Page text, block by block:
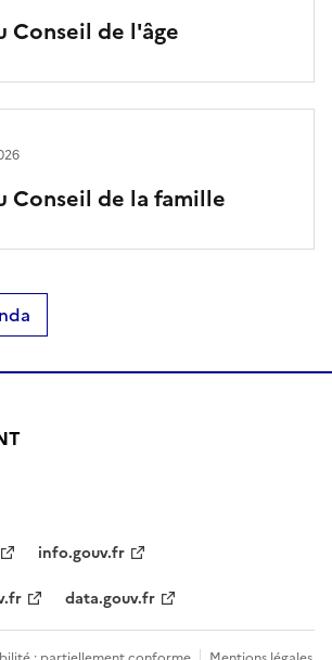
Conseil de l'âge
Conseil de la famille
info.gouv.fr
data.gouv.fr